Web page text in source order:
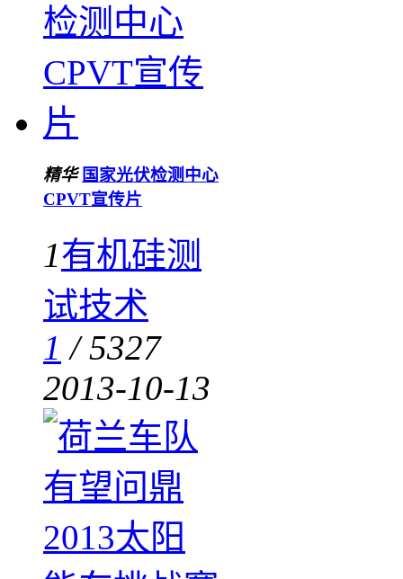
精华 国家光伏检测中心
CPVT宣传片
1有机硅测
试技术
1 /5327
2013-10-13